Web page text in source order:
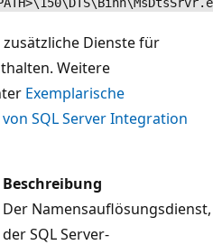
Dienste für
Weitere
Exemplarische
SQL Server Integration
Beschreibung
Der Namensauflösungsdienst,
der SQL Server-